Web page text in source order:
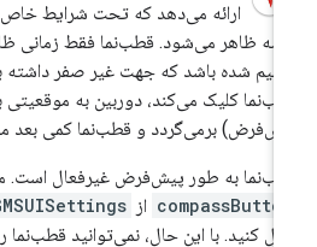
ارائه می‌دهد که تحت شرایط خاص در
ظاهر می‌شود. قطب‌نما فقط زمانی
شده باشد که جهت غیر صفر داشته باشد.
کلیک می‌کند، دوربین به موقعیتی
برمی‌گردد و قطب‌نما کمی بعد
به طور پیش‌فرض غیرفعال است.
از GMSUISettings
کنید. با این حال، نمی‌توانید قطب‌نما را